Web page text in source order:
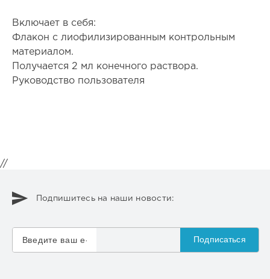
Включает в себя:
Флакон с лиофилизированным контрольным
материалом.
Получается 2 мл конечного раствора.
Руководство пользователя
//
Подпишитесь на наши новости:
Подписаться